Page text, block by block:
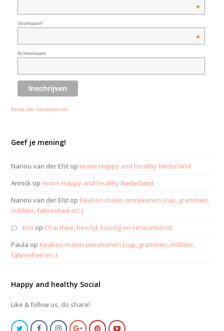
*
Voornaam*
*
Achternaam
Bekijk alle nieuwsbrieven
Geef je mening!
Nanou van der Elst op Home Happy and healthy Nederland
Annick op Home Happy and healthy Nederland
Nanou van der Elst op Keuken maten omrekenen (cup, grammen,
milliliter, fahrenheit etc.)
Kim op Chai thee, heerlijk kruidig en verwarmend!
Paula op Keuken maten omrekenen (cup, grammen, milliliter,
fahrenheit etc.)
Happy and healthy Social
Like & follow us, do share!